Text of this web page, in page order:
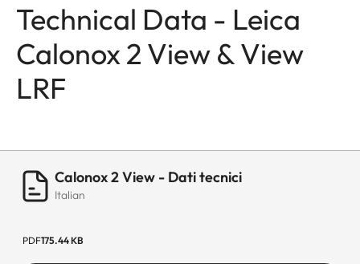
Technical Data - Leica
Calonox 2 View & View
LRF
Calonox 2 View - Dati tecnici
Italian
PDF175.44 KB